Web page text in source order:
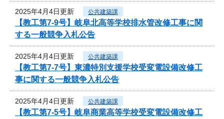
2025年4月4日更新 公共建築課
【教工第7-9号】岐阜北高等学校排水管改修工事に関
する一般競争入札公告
2025年4月4日更新 公共建築課
【教工第7-7号】東濃特別支援学校受変電設備改修工
事に関する一般競争入札公告
2025年4月4日更新 公共建築課
【教工第7-5号】岐阜商業高等学校受変電設備改修工